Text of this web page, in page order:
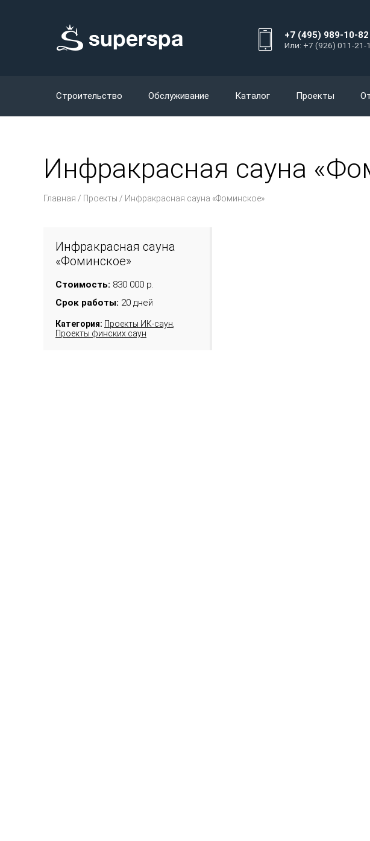
+7 (495) 989-10-82
Или: +7 (926) 011-21-
Строительство Обслуживание Каталог Проекты
Инфракрасная сауна
Главная / Проекты / Инфракрасная сауна «Фоминское»
Инфракрасная сауна
«Фоминское»
Стоимость: 830 000 р.
Срок работы: 20 дней
Категория: Проекты ИК-саун
Проекты финских саун